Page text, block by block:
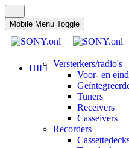
Mobile Menu Toggle
HIFI Versterkers/radio's
Voor- en
Tuners
Receivers
Casseivers
Recorders